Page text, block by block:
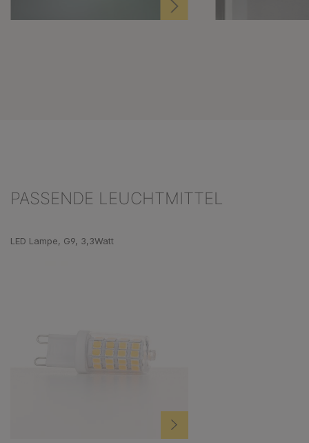
PASSENDE LEUCHTMITTEL
LED Lampe, G9, 3,3Watt